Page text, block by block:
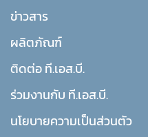
ข่าวสาร
ผลิตภัณฑ์
ติดต่อ ที.เอส.บี.
ร่วมงานกับ ที.เอส.บี.
นโยบายความเป็นส่วนตัว